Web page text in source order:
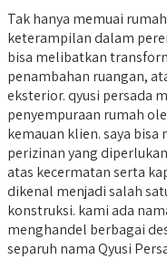
Tak hanya memuai
keterampilan dalam
bisa melibatkan
penambahan ruangan,
eksterior. qyusi persada
penyempuraan rumah
kemauan klien. saya
perizinan yang
atas kecermatan serta
dikenal menjadi salah
konstruksi. kami ada
menghandel berbagai
separuh nama Qyusi